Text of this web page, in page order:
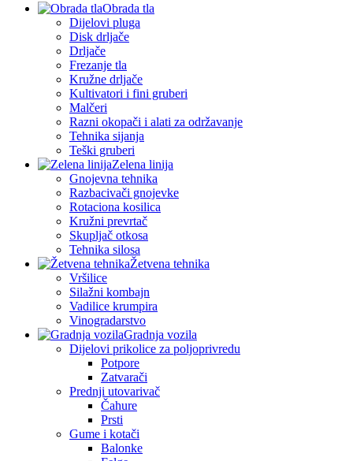
Obrada tla
Dijelovi pluga
Disk drljače
Drljače
Frezanje tla
Kružne drljače
Kultivatori i fini gruberi
Malčeri
Razni okopači i alati za održavanje
Tehnika sijanja
Teški gruberi
Zelena linija
Gnojevna tehnika
Razbacivači gnojevke
Rotaciona kosilica
Kružni prevrtač
Skupljač otkosa
Tehnika silosa
Žetvena tehnika
Vršilice
Silažni kombajn
Vadilice krumpira
Vinogradarstvo
Gradnja vozila
Dijelovi prikolice za poljoprivredu
Potpore
Zatvarači
Prednji utovarivač
Čahure
Prsti
Gume i kotači
Balonke